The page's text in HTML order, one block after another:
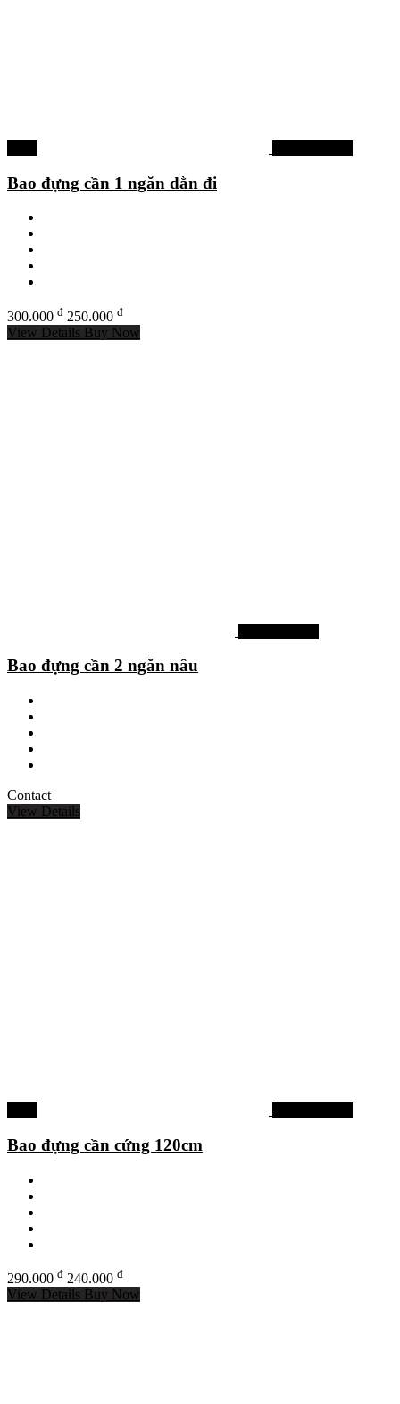
Bao đựng cần 1 ngăn dằn đi
300.000 đ 250.000 đ
View Details Buy Now
Bao đựng cần 2 ngăn nâu
Contact
View Details
Bao đựng cần cứng 120cm
290.000 đ 240.000 đ
View Details Buy Now